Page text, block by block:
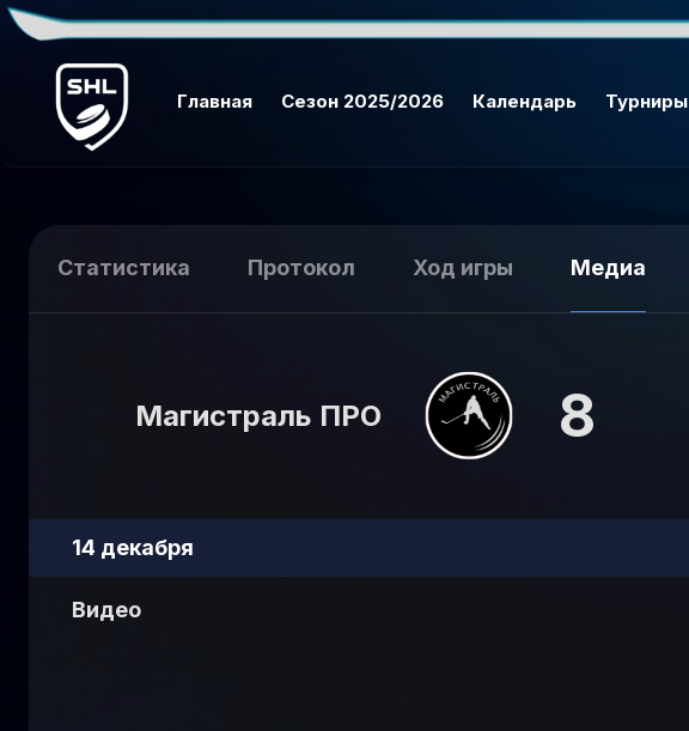
Главная Сезон 2025/2026 Календарь Турниры
Статистика Протокол Ход игры Медиа
Магистраль ПРО 8
14 декабря
Видео